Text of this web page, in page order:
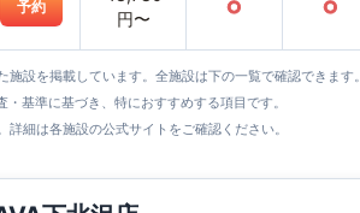
予約
円〜
○ ○
設を掲載しています。全施設は下の一覧で確認できます。
基準に基づき、特におすすめする項目です。
細は各施設の公式サイトをご確認ください。